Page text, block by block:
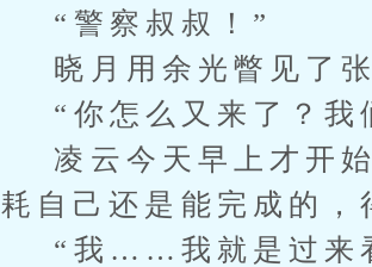
“警察叔叔！”
晓月用余光瞥见了张
“你怎么又来了？我
凌云今天早上才开始
耗自己还是能完成的，
“我……我就是过来看